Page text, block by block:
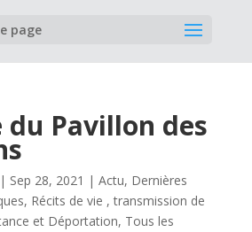
page
du Pavillon des
| Sep 28, 2021 | Actu, Dernières
, Récits de vie , transmission de
et Déportation, Tous les